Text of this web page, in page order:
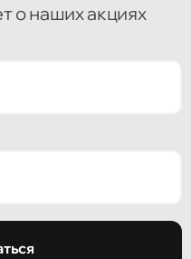
о наших акциях